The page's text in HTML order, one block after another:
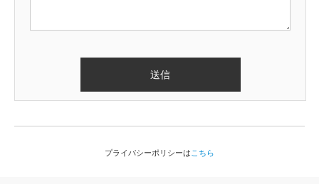
プライバシーポリシーは こちら